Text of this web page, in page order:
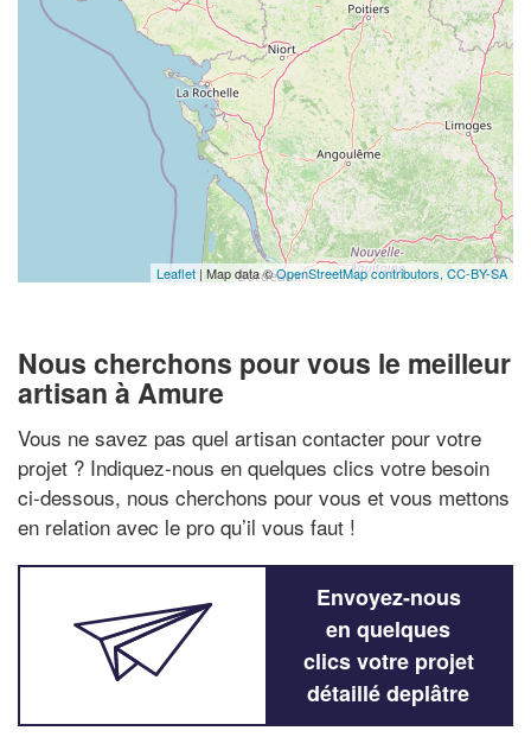
Leaflet | Map data ©OpenStreetMap contributors, CC-BY-SA
Nous cherchons pour vous le meilleur
artisan à Amure
Vous ne savez pas quel artisan contacter pour votre
projet ? Indiquez-nous en quelques clics votre besoin
ci-dessous, nous cherchons pour vous et vous mettons
en relation avec le pro qu’il vous faut !
Envoyez-nous
en quelques
clics votre projet
détaillé deplâtre